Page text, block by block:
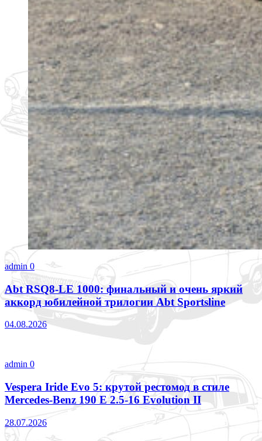
admin 0
Abt RSQ8-LE 1000: финальный и очень яркий
аккорд юбилейной трилогии Abt Sportsline
04.08.2026
admin 0
Vespera Iride Evo 5: крутой рестомод в стиле
Mercedes-Benz 190 E 2.5-16 Evolution II
28.07.2026